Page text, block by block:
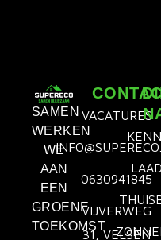
SAMEN
WERKEN
WE
AAN
EEN
GROENE
TOEKOMST
VACATURES
0630941845
VIJVERWEG
31, VELSEN